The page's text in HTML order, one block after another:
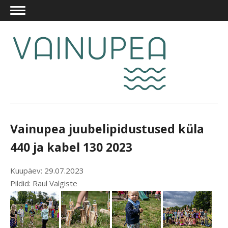
Vainupea juubelipidustused küla
440 ja kabel 130 2023
Kuupäev: 29.07.2023
Pildid: Raul Valgiste